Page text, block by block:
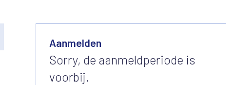
Aanmelden
Sorry, de aanmeldperiode is
voorbij.